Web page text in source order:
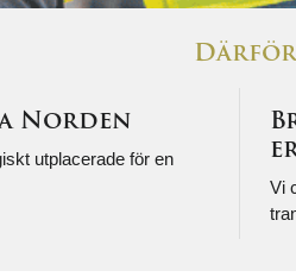
Norden
utplacerade för en
Vi